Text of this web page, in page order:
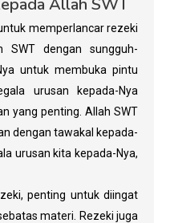
Allah SWT
memperlancar rezeki
SWT dengan sungguh-
untuk membuka pintu
urusan kepada-Nya
yang penting. Allah SWT
dengan tawakal kepada-
urusan kita kepada-Nya,
penting untuk diingat
materi. Rezeki juga